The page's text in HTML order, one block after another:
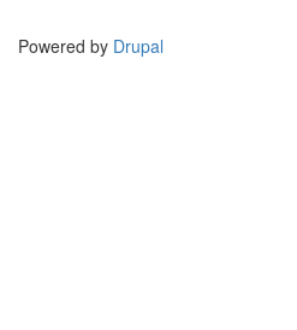
Powered by Drupal